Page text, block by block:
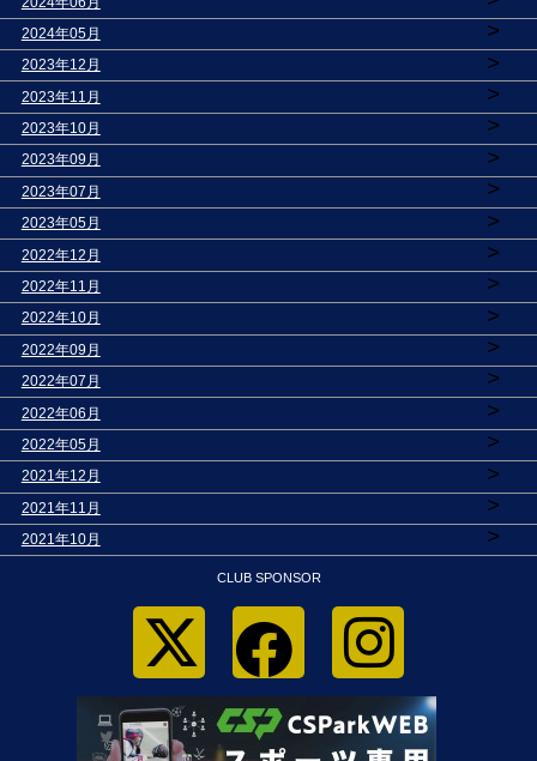
2024年05月 >
2023年12月 >
2023年11月 >
2023年10月 >
2023年09月 >
2023年07月 >
2023年05月 >
2022年12月 >
2022年11月 >
2022年10月 >
2022年09月 >
2022年07月 >
2022年06月 >
2022年05月 >
2021年12月 >
2021年11月 >
2021年10月 >
CLUB SPONSOR